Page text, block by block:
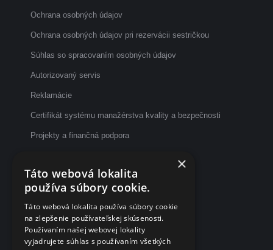
Ochrana osobných údajov
Ochrana osobných údajov pri rezervácii sestričkou
Súhlas so spracovaním osobných údajov
Autorizovaný servis
Reklamácie
Certifikát systému manažérstva kvality a bezpečnosti
Projekty a finančná podpora
Dotazník spokojnosti po vyšetrení
Fakturačné údaje
eČasenka s.r.o.
Svätoplukova 2
×
Táto webová lokalita
používa súbory cookie.
Táto webová lokalita používa súbory cookie
na zlepšenie používateľskej skúsenosti.
Používaním našej webovej lokality
vyjadrujete súhlas s používaním všetkých